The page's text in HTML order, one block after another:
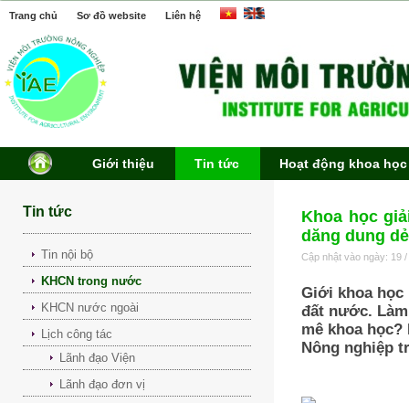
Trang chủ Sơ đồ website Liên hệ
Giới thiệu Tin tức Hoạt động khoa học
Tin tức
Tin nội bộ
KHCN trong nước
KHCN nước ngoài
Lịch công tác
Lãnh đạo Viện
Lãnh đạo đơn vị
Khoa học
dăng dung dẻ
Cập nhật vào ngày: 19
Giới khoa
đất nước.
mê khoa
Nông nghiệp